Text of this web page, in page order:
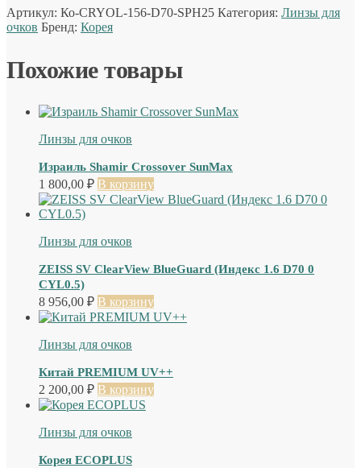
Артикул: Ко-CRYOL-156-D70-SPH25 Категория: Линзы для
очков Бренд: Корея
Похожие товары
Линзы для очков
Израиль Shamir Crossover SunMax
1 800,00 ₽ В корзину
Линзы для очков
ZEISS SV ClearView BlueGuard (Индекс 1.6 D70 0
CYL0.5)
8 956,00 ₽ В корзину
Линзы для очков
Китай PREMIUM UV++
2 200,00 ₽ В корзину
Линзы для очков
Корея ECOPLUS